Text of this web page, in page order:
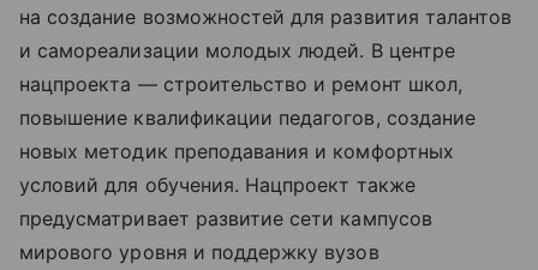
на создание возможностей для развития талантов
и самореализации молодых людей. В центре
нацпроекта — строительство и ремонт школ,
повышение квалификации педагогов, создание
новых методик преподавания и комфортных
условий для обучения. Нацпроект также
предусматривает развитие сети кампусов
мирового уровня и поддержку вузов